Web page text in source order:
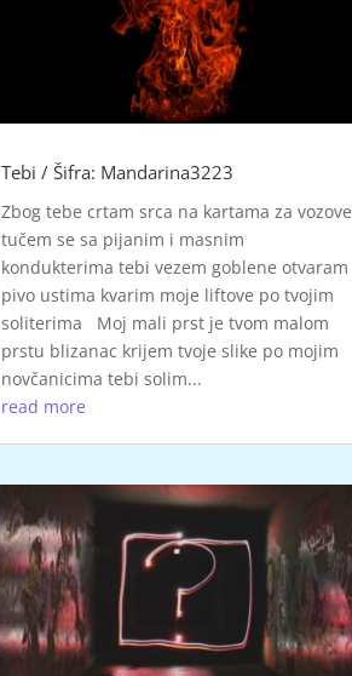
Tebi / Šifra: Mandarina3223
Zbog tebe crtam srca na kartama za vozove
tučem se sa pijanim i masnim
kondukterima tebi vezem goblene otvaram
pivo ustima kvarim moje liftove po tvojim
soliterima Moj mali prst je tvom malom
prstu blizanac krijem tvoje slike po mojim
novčanicima tebi solim...
read more